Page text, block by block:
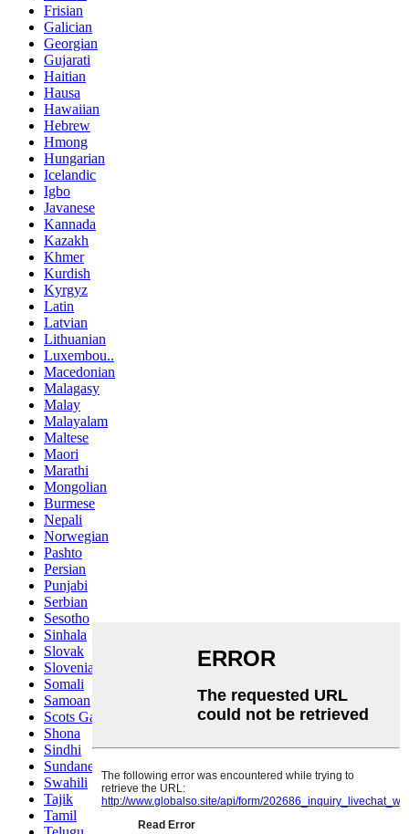
Frisian
Galician
Georgian
Gujarati
Haitian
Hausa
Hawaiian
Hebrew
Hmong
Hungarian
Icelandic
Igbo
Javanese
Kannada
Kazakh
Khmer
Kurdish
Kyrgyz
Latin
Latvian
Lithuanian
Luxembou..
Macedonian
Malagasy
Malay
Malayalam
Maltese
Maori
Marathi
Mongolian
Burmese
Nepali
Norwegian
Pashto
Persian
Punjabi
Serbian
Sesotho
Sinhala
Slovak
Slovenian
Somali
Samoan
Scots Gaelic
Shona
Sindhi
Sundanese
Swahili
Tajik
Tamil